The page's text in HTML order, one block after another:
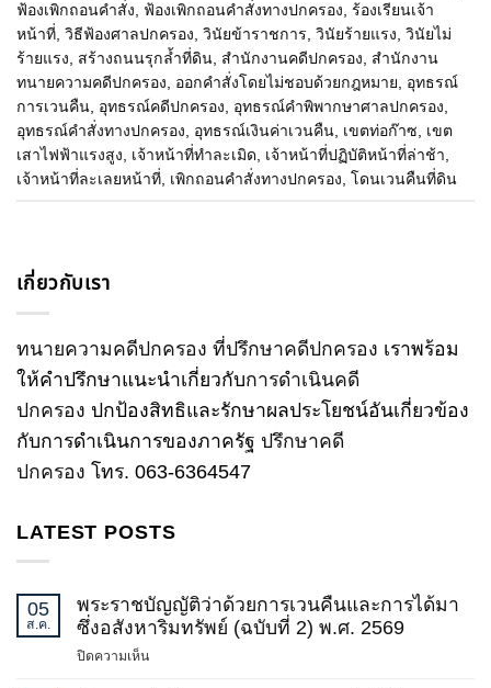
ฟ้องเพิกถอนคำสั่ง
ฟ้องเพิกถอนคำสั่งทางปกครอง ร้องเรียนเจ้า
หน้าที่ วิธีฟ้องศาลปกครอง วินัยข้าราชการ วินัยร้ายแรง วินัยไม่
ร้ายแรง
สร้างถนนรุกล้ำที่ดิน สำนักงานคดีปกครอง
สำนักงาน
ทนายความคดีปกครอง
ออกคำสั่งโดยไม่ชอบด้วยกฎหมาย
อุทธรณ์
การเวนคืน อุทธรณ์คดีปกครอง อุทธรณ์คำพิพากษาศาลปกครอง
อุทธรณ์คำสั่งทางปกครอง
อุทธรณ์เงินค่าเวนคืน เขตท่อก๊าซ
เขต
เสาไฟฟ้าแรงสูง
เจ้าหน้าที่ทำละเมิด เจ้าหน้าที่ปฏิบัติหน้าที่ล่าช้า
เจ้าหน้าที่ละเลยหน้าที่ เพิกถอนคำสั่งทางปกครอง โดนเวนคืนที่ดิน
เกี่ยวกับเรา
ทนายความคดีปกครอง ที่ปรึกษาคดีปกครอง เราพร้อม
ให้คำปรึกษาแนะนำเกี่ยวกับการดำเนินคดี
ปกครอง ปกป้องสิทธิและรักษาผลประโยชน์อันเกี่ยวข้อง
กับการดำเนินการของภาครัฐ ปรึกษาคดี
ปกครอง โทร. 063-6364547
LATEST POSTS
05
ส.ค.
พระราชบัญญัติว่าด้วยการเวนคืนและการได้มา
ซึ่งอสังหาริมทรัพย์ (ฉบับที่ 2) พ.ศ. 2569
ปิดความเห็นบน